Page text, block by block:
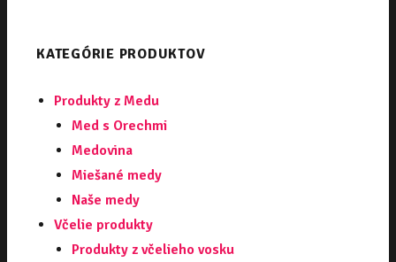
KATEGÓRIE PRODUKTOV
Produkty z Medu
Med s Orechmi
Medovina
Miešané medy
Naše medy
Včelie produkty
Produkty z včelieho vosku